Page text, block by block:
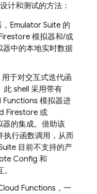
计和测试的方法：
Emulator Suite 的
模拟器和/或
中的本地实时数据
于对交互式迭代函
此 shell 采用带有
Functions 模拟器进
Firestore 或
器的集成。借助该
执行函数调用，从而
目前不支持的产
Config 和
Functions，一